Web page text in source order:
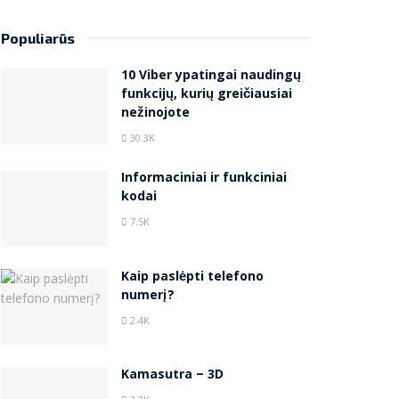
Populiarūs
10 Viber ypatingai naudingų
funkcijų, kurių greičiausiai
nežinojote
30.3K
Informaciniai ir funkciniai
kodai
7.5K
Kaip paslėpti telefono
numerį?
2.4K
Kamasutra – 3D